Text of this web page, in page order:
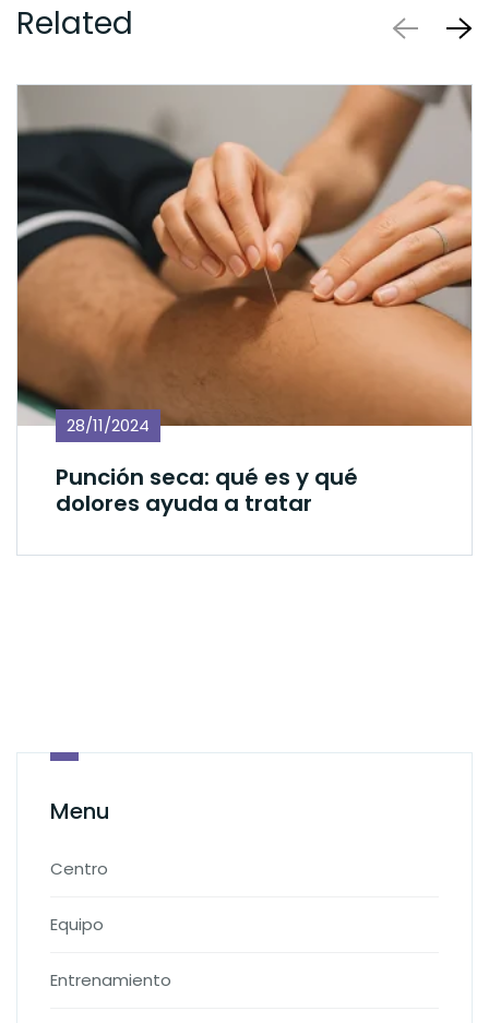
Related
28/11/2024
Punción seca: qué es y qué
dolores ayuda a tratar
Menu
Centro
Equipo
Entrenamiento